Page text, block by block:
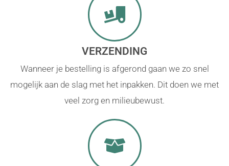
VERZENDING
Wanneer je bestelling is afgerond gaan we zo snel
mogelijk aan de slag met het inpakken. Dit doen we met
veel zorg en milieubewust.